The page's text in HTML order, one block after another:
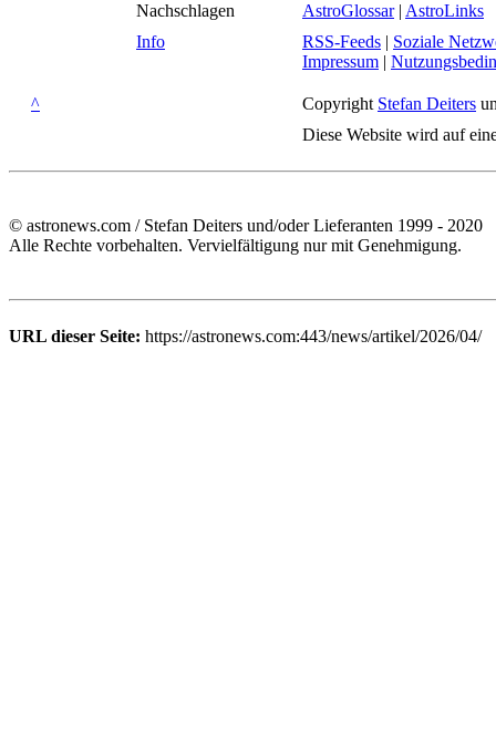
Nachschlagen
AstroGlossar| AstroLinks
Info
RSS-Feeds | Soziale
Impressum |
^ Copyright Stefan Deiters
Diese Website wird auf
© astronews.com / Stefan Deiters und/oder Lieferanten 1999 - 2020
Alle Rechte vorbehalten. Vervielfältigung nur mit Genehmigung.
URL dieser Seite: https://astronews.com:443/news/artikel/2026/04/